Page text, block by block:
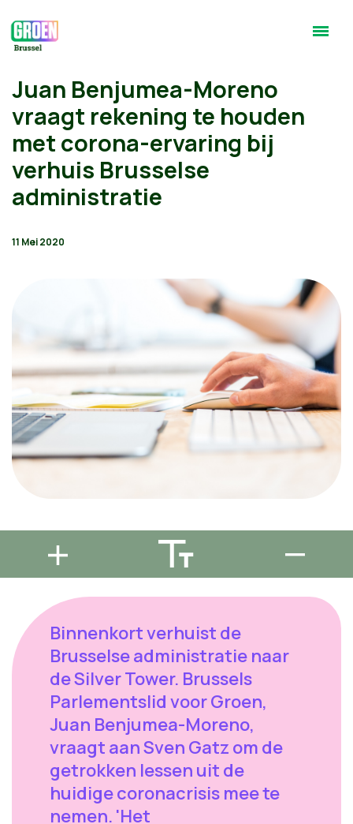
Juan Benjumea-Moreno
vraagt rekening te houden
met corona-ervaring bij
verhuis Brusselse
administratie
11 Mei 2020
Binnenkort verhuist de
Brusselse administratie naar
de Silver Tower. Brussels
Parlementslid voor Groen,
Juan Benjumea-Moreno,
vraagt aan Sven Gatz om de
getrokken lessen uit de
huidige coronacrisis mee te
nemen. 'Het